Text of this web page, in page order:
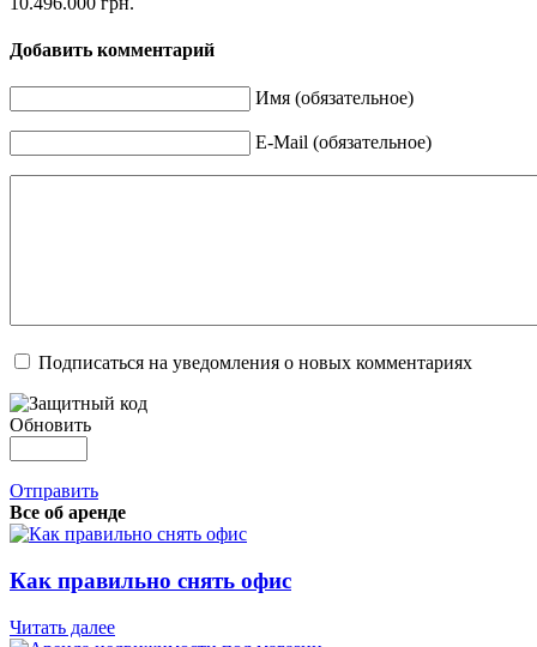
Добавить комментарий
Имя (обязательное)
E-Mail (обязательное)
Подписаться на уведомления о новых комментариях
Обновить
Отправить
Все об аренде
Как правильно снять офис
Читать далее